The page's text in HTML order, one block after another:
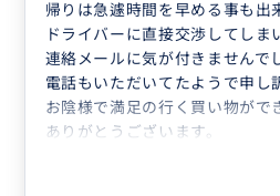
帰りは急遽時間を早める事も出
ドライバーに直接交渉してしま
連絡メールに気が付きませんで
電話もいただいてたようで申し
お陰様で満足の行く買い物がで
ありがとうございます。